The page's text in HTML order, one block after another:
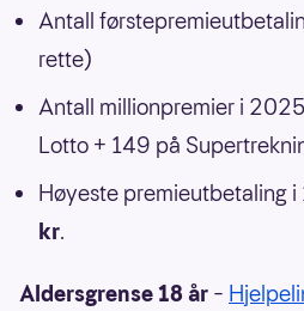
Antall
rette)
Antall millionpremier i
Lotto + 149 på
Høyeste premieutbetaling
kr.
Aldersgrense 18 år –